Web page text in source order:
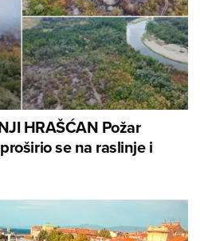
HRAŠĆAN Požar
se na raslinje i